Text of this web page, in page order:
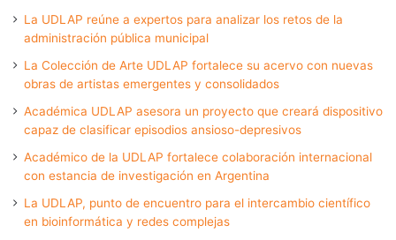
La UDLAP reúne a expertos para analizar los retos de la
administración pública municipal
La Colección de Arte UDLAP fortalece su acervo con nuevas
obras de artistas emergentes y consolidados
Académica UDLAP asesora un proyecto que creará dispositivo
capaz de clasificar episodios ansioso-depresivos
Académico de la UDLAP fortalece colaboración internacional
con estancia de investigación en Argentina
La UDLAP, punto de encuentro para el intercambio científico
en bioinformática y redes complejas